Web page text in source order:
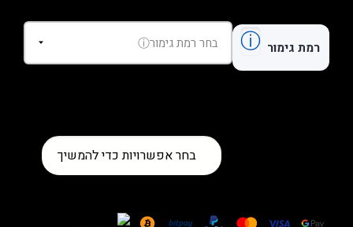
רמת גימור ⓘ
בחר אפשרויות כדי להמשיך